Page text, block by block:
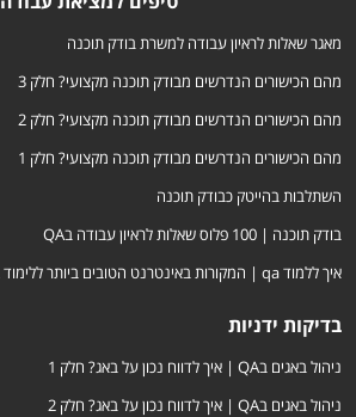
מאגר שאלות לראיון עבודה למשרת בודק תוכנה
מהם הכישורים הנדרשים מבודק תוכנה מקצועי? חלק 3
מהם הכישורים הנדרשים מבודק תוכנה מקצועי? חלק 2
מהם הכישורים הנדרשים מבודק תוכנה מקצועי? חלק 1
השתלבות בהייטק כבודק תוכנה
בודק תוכנה | 100 פלוס שאלות לראיון עבודה בQA
איך ללמוד qa | המקורות באינטרנט הטובים ביותר ללימוד בדיקות תוכנה (חלק 2)
בדיקות ידניות
ניהול באגים בQA | איך לדווח נכון על באג? חלק 1
ניהול באגים בQA | איך לדווח נכון על באג? חלק 2